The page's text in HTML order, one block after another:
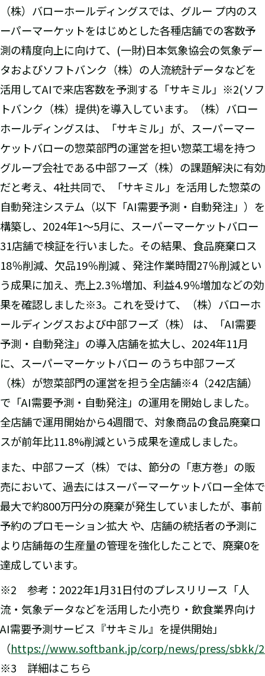
（株）バローホールディングスでは、グルー プ内のス
ーパーマーケットをはじめとした各種店舗での客数予
測の精度向上に向けて、(一財)日本気象協会の気象デー
タおよびソフトバンク（株）の人流統計データなどを
活用してAIで来店客数を予測する「サキミル」※2(ソフ
トバンク（株）提供)を導入しています。（株）バロー
ホールディングスは、「サキミル」が、スーパーマー
ケットバローの惣菜部門の運営を担い惣菜工場を持つ
グループ会社である中部フーズ（株）の課題解決に有効
だと考え、4社共同で、「サキミル」を活用した惣菜の
自動発注システム（以下「AI需要予測・自動発注」）を
構築し、2024年1～5月に、スーパーマーケットバロー
31店舗で検証を行いました。その結果、食品廃棄ロス
18％削減、欠品19％削減 、発注作業時間27％削減とい
う成果に加え、売上2.3％増加、利益4.9％増加などの効
果を確認しました※3。これを受けて、（株）バローホ
ールディングスおよび中部フーズ（株） は、「AI需要
予測・自動発注」の導入店舗を拡大し、2024年11月
に、スーパーマーケットバロー のうち中部フーズ
（株）が惣菜部門の運営を担う全店舗※4（242店舗）
で「AI需要予測・自動発注」の運用を開始しました。
全店舗で運用開始から4週間で、対象商品の食品廃棄ロ
スが前年比11.8%削減という成果を達成しました。
また、中部フーズ（株）では、節分の「恵方巻」の販
売において、過去にはスーパーマーケットバロー全体で
最大で約800万円分の廃棄が発生していましたが、事前
予約のプロモーション拡大 や、店舗の統括者の予測に
より店舗毎の生産量の管理を強化したことで、廃棄0を
達成しています。
※2 参考：2022年1月31日付のプレスリリース「人
流・気象データなどを活用した小売り・飲食業界向け
AI需要予測サービス『サキミル』を提供開始」
（https://www.softbank.jp/corp/news/press/sbkk/
※3 詳細はこちら